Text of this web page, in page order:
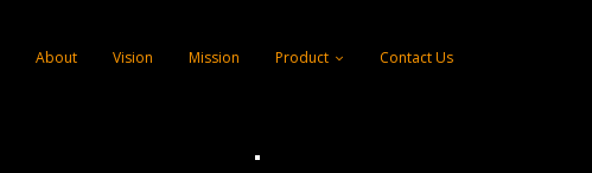
About Vision Mission Product Contact Us